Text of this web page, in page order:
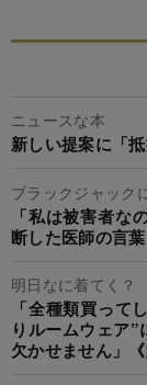
ニュースな本
新しい提案に「
ブラックジャック
「私は被害者な
断した医師の言葉
明日なに着てく？
「全種類買って
りルームウェア
欠かせません」